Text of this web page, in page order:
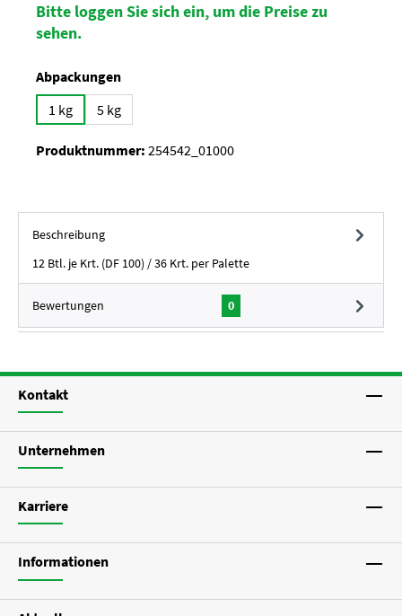
Bitte loggen Sie sich ein, um die Preise zu
sehen.
Abpackungenauswählen
1 kg
5 kg
Produktnummer: 254542_01000
Beschreibung
12 Btl. je Krt. (DF 100) / 36 Krt. per Palette
Bewertungen 0
Kontakt
Unternehmen
Karriere
Informationen